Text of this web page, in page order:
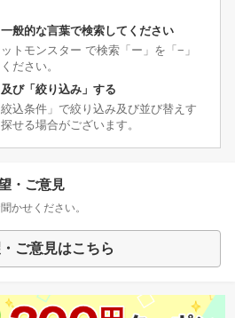
般的な言葉で検索してください
モンスター で検索「ー」を「−」
ださい。
び「絞り込み」する
込条件」で絞り込み及び並び替えす
せる場合がございます。
・ご意見
かせください。
ご意見はこちら